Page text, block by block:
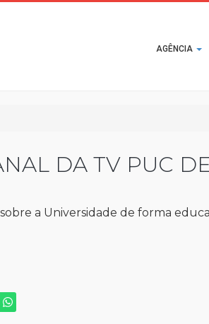
MainAGÊNCIA
DA TV PUC
a Universidade de forma